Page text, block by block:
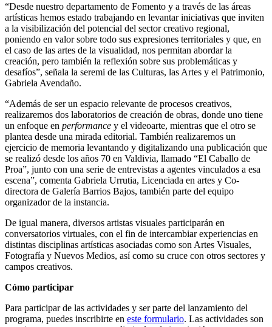
“Desde nuestro departamento de Fomento y a través de las áreas
artísticas hemos estado trabajando en levantar iniciativas que inviten
a la visibilización del potencial del sector creativo regional,
poniendo en valor sobre todo sus expresiones territoriales y que, en
el caso de las artes de la visualidad, nos permitan abordar la
creación, pero también la reflexión sobre sus problemáticas y
desafíos”, señala la seremi de las Culturas, las Artes y el Patrimonio,
Gabriela Avendaño.
“Además de ser un espacio relevante de procesos creativos,
realizaremos dos laboratorios de creación de obras, donde uno tiene
un enfoque en performance y el videoarte, mientras que el otro se
plantea desde una mirada editorial. También realizaremos un
ejercicio de memoria levantando y digitalizando una publicación que
se realizó desde los años 70 en Valdivia, llamado “El Caballo de
Proa”, junto con una serie de entrevistas a agentes vinculados a esa
escena”, comenta Gabriela Urrutia, Licenciada en artes y Co-
directora de Galería Barrios Bajos, también parte del equipo
organizador de la instancia.
De igual manera, diversos artistas visuales participarán en
conversatorios virtuales, con el fin de intercambiar experiencias en
distintas disciplinas artísticas asociadas como son Artes Visuales,
Fotografía y Nuevos Medios, así como su cruce con otros sectores y
campos creativos.
Cómo participar
Para participar de las actividades y ser parte del lanzamiento del
programa, puedes inscribirte en este formulario. Las actividades son